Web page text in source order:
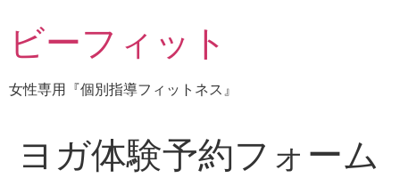
ツ
ビーフィット
女性専用『個別指導フィットネス』
ヨガ体験予約フォーム